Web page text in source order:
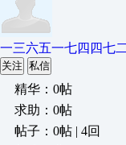
一三六五一七四四七
关注 私信
精华：0帖
求助：0帖
帖子：0帖 | 4回